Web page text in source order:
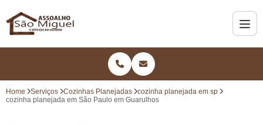
Home Serviços Cozinhas Planejadas
cozinha planejada em sp
cozinha planejada em São Paulo em Guarulhos